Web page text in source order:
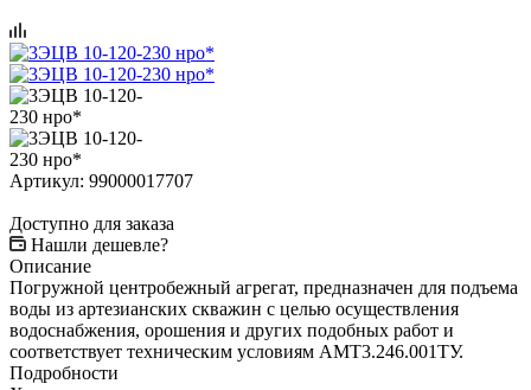
Артикул: 99000017707
Доступно для заказа
Нашли дешевле?
Описание
Погружной центробежный агрегат, предназначен для подъема
воды из артезианских скважин с целью осуществления
водоснабжения, орошения и других подобных работ и
соответствует техническим условиям АМТ3.246.001ТУ.
Подробности